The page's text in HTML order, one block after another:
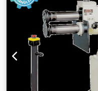
12m/s.
3750mm/1450mm/
Dokumentation
möglich. Djdpfx Asy Tn